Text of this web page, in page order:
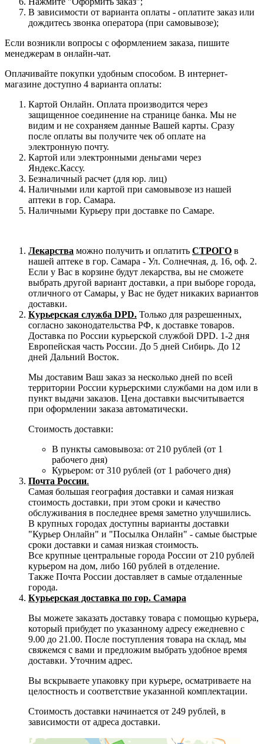
В зависимости от варианта оплаты - оплатите заказ или
дождитесь звонка оператора (при самовывозе);
Если возникли вопросы с оформлением заказа, пишите
менеджерам в онлайн-чат.
Оплачивайте покупки удобным способом. В интернет-
магазине доступно 4 варианта оплаты:
Картой Онлайн. Оплата производится через
защищенное соединение на странице банка. Мы не
видим и не сохраняем данные Вашей карты. Сразу
после оплаты вы получите чек об оплате на
электронную почту.
Картой или электронными деньгами через
Яндекс.Кассу.
Безналичный расчет (для юр. лиц)
Наличными или картой при самовывозе из нашей
аптеки в гор. Самара.
Наличными Курьеру при доставке по Самаре.
Лекарства можно получить и оплатить СТРОГО в
нашей аптеке в гор. Самара - Ул. Солнечная, д. 16, оф. 2.
Если у Вас в корзине будут лекарства, вы не сможете
выбрать другой вариант доставки, а при выборе города,
отличного от Самары, у Вас не будет никаких вариантов
доставки.
Курьерская служба DPD. Только для разрешенных,
согласно законодательства РФ, к доставке товаров.
Доставка по России курьерской службой DPD. 1-2 дня
Европейская часть России. До 5 дней Сибирь. До 12
дней Дальний Восток.
Мы доставим Ваш заказ за несколько дней по всей
территории России курьерскими службами на дом или в
пункт выдачи заказов. Цена доставки высчитывается
при оформлении заказа автоматически.
Стоимость доставки:
В пункты самовывоза: от 210 рублей (от 1
рабочего дня)
Курьером: от 310 рублей (от 1 рабочего дня)
Почта России.
Самая большая география доставки и самая низкая
стоимость доставки, при этом сроки и качество
обслуживания в последнее время заметно улучшились.
В крупных городах доступны варианты доставки
"Курьер Онлайн" и "Посылка Онлайн" - самые быстрые
сроки доставки и самая низкая стоимость.
Все крупные центральные города России от 210 рублей
курьером на дом, либо 160 рублей в отделение.
Также Почта России доставляет в самые отдаленные
города.
Курьерская доставка по гор. Самара
Вы можете заказать доставку товара с помощью курьера,
который прибудет по указанному адресу ежедневно с
9.00 до 21.00. После поступления товара на склад, мы
свяжемся с вами и предложим выбрать удобное время
доставки. Уточним адрес.
Вы вскрываете упаковку при курьере, осматриваете на
целостность и соответствие указанной комплектации.
Стоимость доставки начинается от 249 рублей, в
зависимости от адреса доставки.